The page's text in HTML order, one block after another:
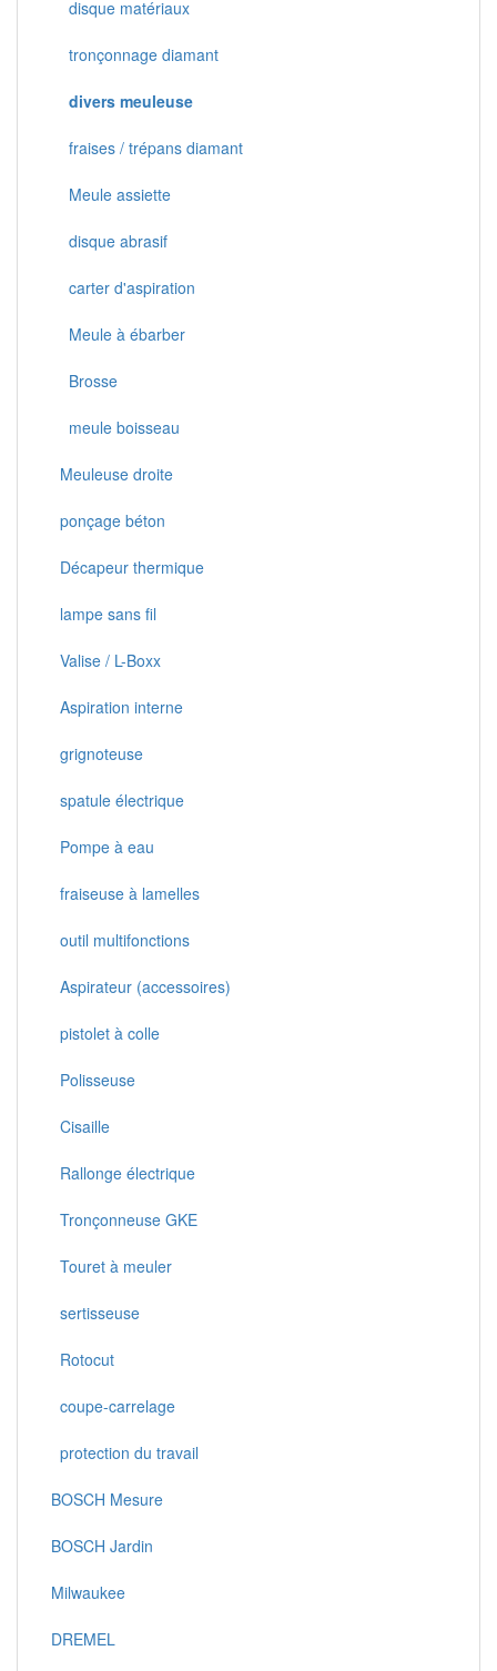
disque matériaux
tronçonnage diamant
divers meuleuse
fraises / trépans diamant
Meule assiette
disque abrasif
carter d'aspiration
Meule à ébarber
Brosse
meule boisseau
Meuleuse droite
ponçage béton
Décapeur thermique
lampe sans fil
Valise / L-Boxx
Aspiration interne
grignoteuse
spatule électrique
Pompe à eau
fraiseuse à lamelles
outil multifonctions
Aspirateur (accessoires)
pistolet à colle
Polisseuse
Cisaille
Rallonge électrique
Tronçonneuse GKE
Touret à meuler
sertisseuse
Rotocut
coupe-carrelage
protection du travail
BOSCH Mesure
BOSCH Jardin
Milwaukee
DREMEL